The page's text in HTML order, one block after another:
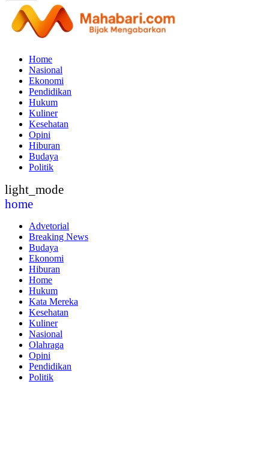
Home
Nasional
Ekonomi
Pendidikan
Hukum
Kuliner
Kesehatan
Opini
Hiburan
Budaya
Politik
light_mode
home
Advetorial
Breaking News
Budaya
Ekonomi
Hiburan
Home
Hukum
Kata Mereka
Kesehatan
Kuliner
Nasional
Olahraga
Opini
Pendidikan
Politik